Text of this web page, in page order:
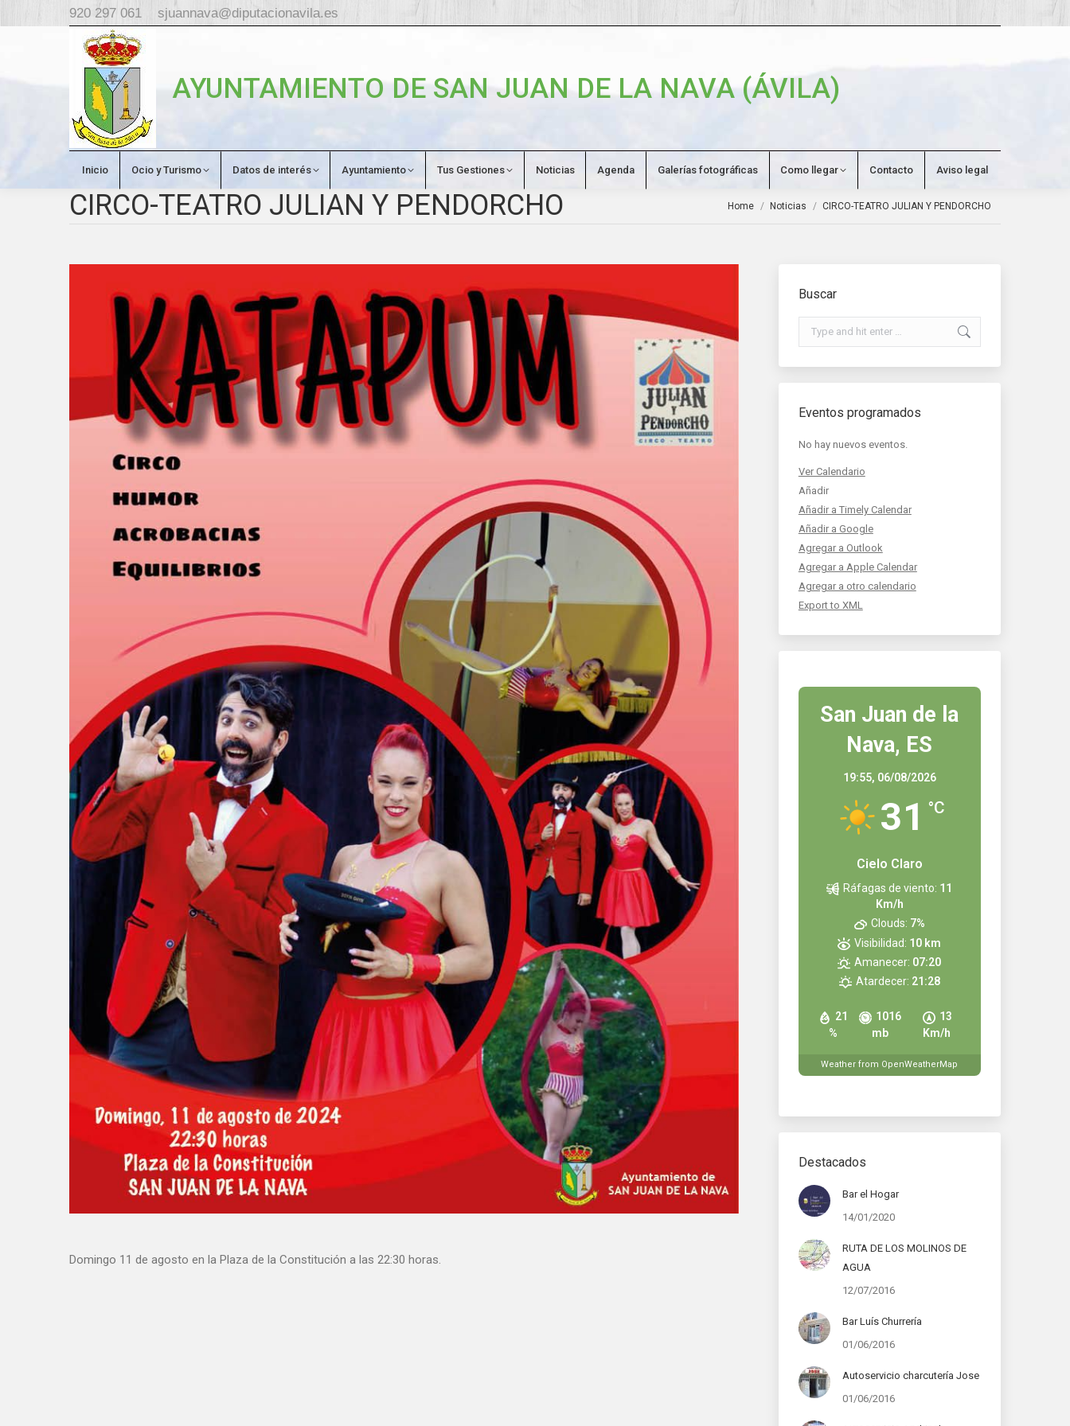
920 297 061 sjuannava@diputacionavila.es
AYUNTAMIENTO DE SAN JUAN DE LA NAVA (ÁVILA)
Inicio Ocio y Turismo Datos de interés Ayuntamiento Tus Gestiones Noticias Agenda Galerías fotográficas Como llegar Contacto Aviso legal
CIRCO-TEATRO JULIAN Y PENDORCHO You are here:
Home Noticias CIRCO-TEATRO JULIAN Y PENDORCHO
Domingo 11 de agosto en la Plaza de la Constitución a las 22:30 horas.
Buscar
Search:
Eventos programados
No hay nuevos eventos.
Ver Calendario
Añadir
Añadir a Timely Calendar
Añadir a Google
Agregar a Outlook
Agregar a Apple Calendar
Agregar a otro calendario
Export to XML
San Juan de la
Nava, ES
19:55, 06/08/2026
31 °C
Cielo Claro
21
%
1016
mb
13
Km/h
Ráfagas de viento: 11
Km/h
Clouds: 7%
Visibilidad: 10 km
Amanecer: 07:20
Atardecer: 21:28
Weather from OpenWeatherMap
Destacados
Bar el Hogar
14/01/2020
RUTA DE LOS MOLINOS DE
AGUA
12/07/2016
Bar Luís Churrería
01/06/2016
Autoservicio charcutería Jose
01/06/2016